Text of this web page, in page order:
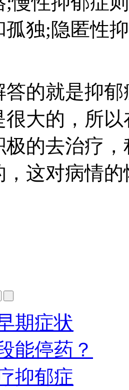
孤独;隐匿性
就是抑郁
很大的，所
极的去治疗
，这对病情
期症状
能停药？
抑郁症